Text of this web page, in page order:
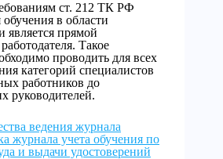
ст. 212 ТК РФ
в области
является прямой
Такое
проводить для всех
категорий специалистов
работников до
руководителей.
ведения журнала
журнала учета обучения по
и выдачи удостоверений